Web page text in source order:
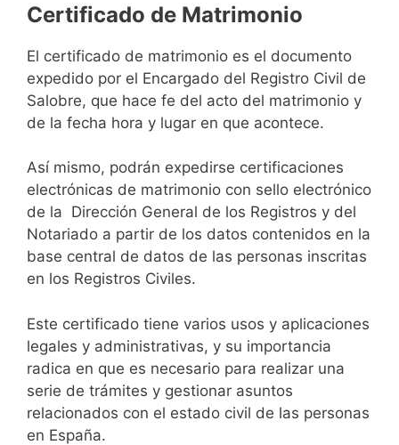
Certificado de Matrimonio
El certificado de matrimonio es el documento
expedido por el Encargado del Registro Civil de
Salobre, que hace fe del acto del matrimonio y
de la fecha hora y lugar en que acontece.
Así mismo, podrán expedirse certificaciones
electrónicas de matrimonio con sello electrónico
de la Dirección General de los Registros y del
Notariado a partir de los datos contenidos en la
base central de datos de las personas inscritas
en los Registros Civiles.
Este certificado tiene varios usos y aplicaciones
legales y administrativas, y su importancia
radica en que es necesario para realizar una
serie de trámites y gestionar asuntos
relacionados con el estado civil de las personas
en España.